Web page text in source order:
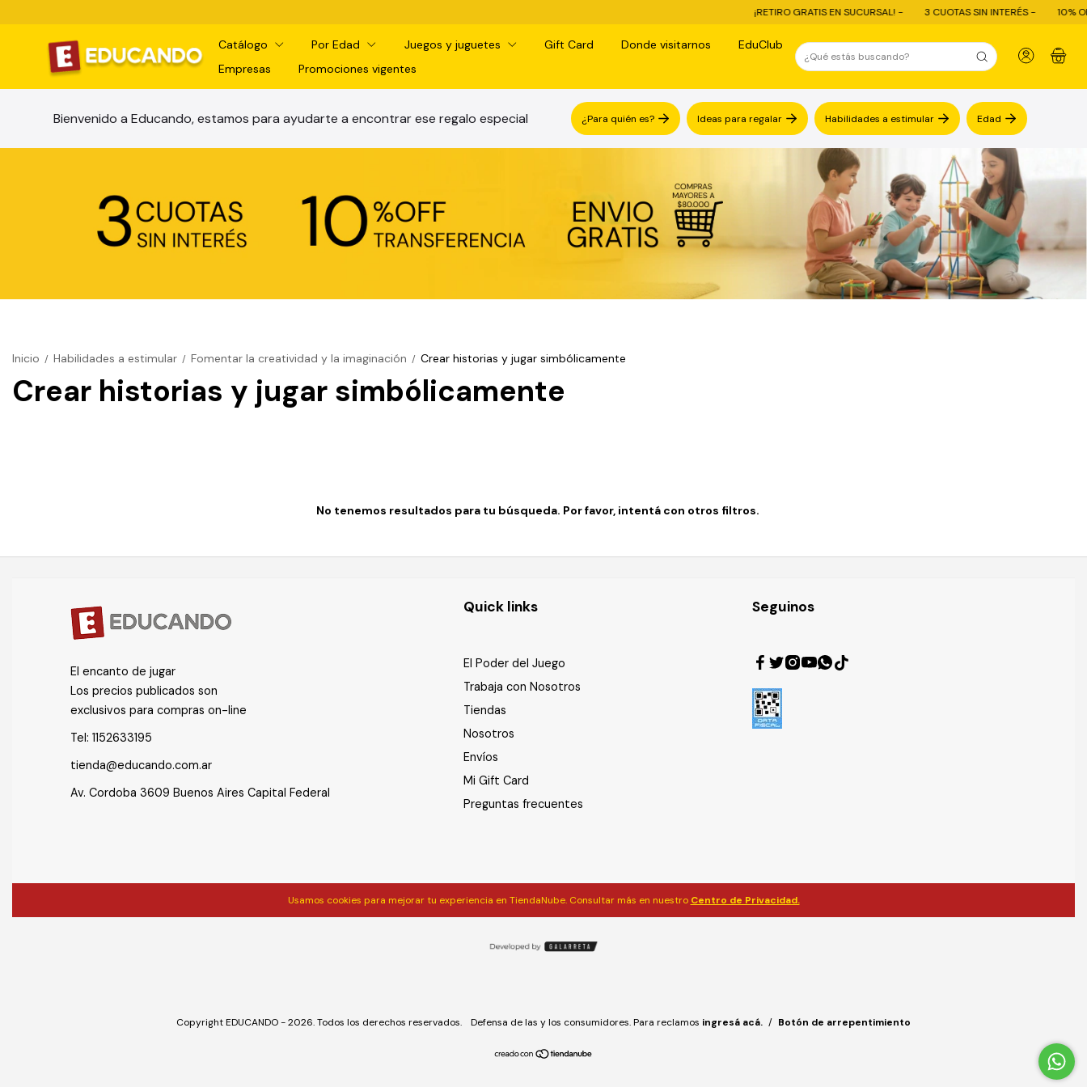
¡RETIRO GRATIS EN SUCURSAL! - 3 CUOTAS SIN INTERÉS - 10% OFF
Catálogo Por Edad Juegos y juguetes Gift Card Donde visitarnos
EduClub
Empresas
Promociones vigentes
0
Bienvenido a Educando, estamos para ayudarte a encontrar ese regalo especial ¿Para quién es? Ideas para regalar Habilidades a estimular Edad
Inicio / Habilidades a estimular / Fomentar la creatividad y la imaginación / Crear historias y jugar simbólicamente
Crear historias y jugar simbólicamente
No tenemos resultados para tu búsqueda. Por favor, intentá con otros filtros.
El encanto de jugar
Los precios publicados son
exclusivos para compras on-line
Tel: 1152633195
tienda@educando.com.ar
Av. Cordoba 3609 Buenos Aires Capital Federal
Quick links
El Poder del Juego
Trabaja con Nosotros
Tiendas
Nosotros
Envíos
Mi Gift Card
Preguntas frecuentes
Seguinos
Usamos cookies para mejorar tu experiencia en TiendaNube. Consultar más en nuestro Centro de Privacidad.
Copyright EDUCANDO - 2026. Todos los derechos reservados. Defensa de las y los consumidores. Para reclamos ingresá acá. / Botón de arrepentimiento